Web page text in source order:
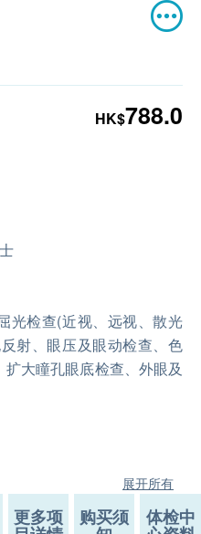
HK$788.0
光检查(近视、远视、散光
射、眼压及眼动检查、色
大瞳孔眼底检查、外眼及
展开所有
更多项 购买须 体检中